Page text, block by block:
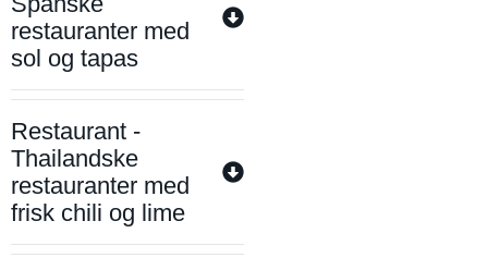
restauranter med
sol og tapas
Restaurant -
Thailandske
restauranter med
frisk chili og lime